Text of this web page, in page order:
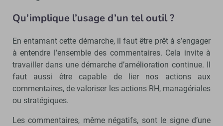
Qu’implique l’usage d’un tel outil ?
En entamant cette démarche, il faut être prêt à s’engager
à entendre l’ensemble des commentaires. Cela invite à
travailler dans une démarche d’amélioration continue. Il
faut aussi être capable de lier nos actions aux
commentaires, de valoriser les actions RH, managériales
ou stratégiques.
Les commentaires, même négatifs, sont le signe d’une